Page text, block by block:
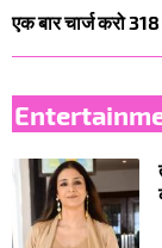
एक बार चार्ज करो